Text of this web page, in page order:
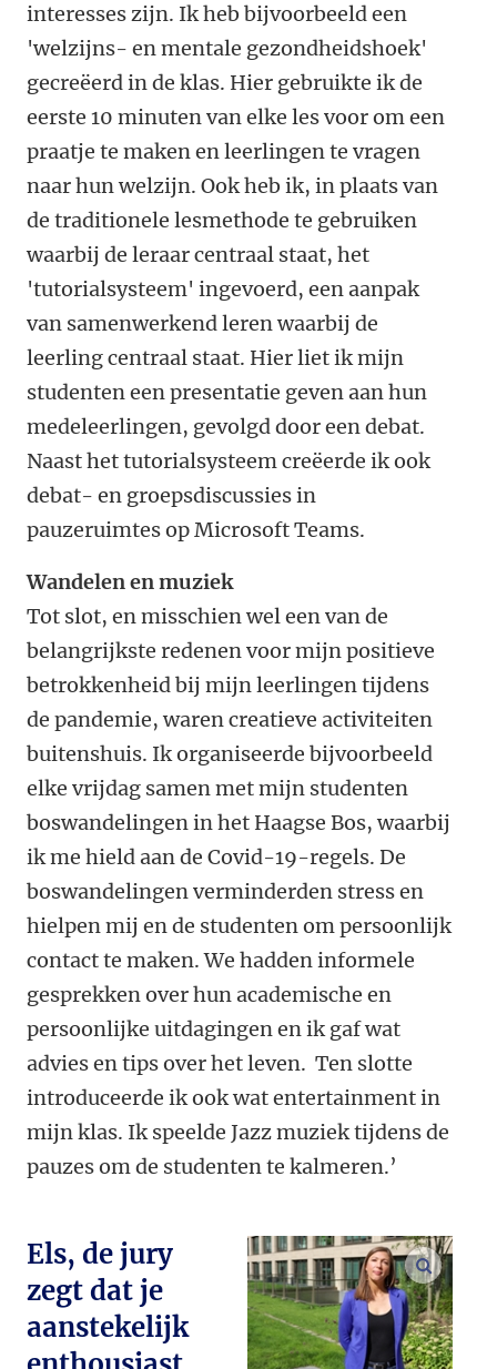
interesses zijn. Ik heb bijvoorbeeld een
'welzijns- en mentale gezondheidshoek'
gecreëerd in de klas. Hier gebruikte ik de
eerste 10 minuten van elke les voor om een
praatje te maken en leerlingen te vragen
naar hun welzijn. Ook heb ik, in plaats van
de traditionele lesmethode te gebruiken
waarbij de leraar centraal staat, het
'tutorialsysteem' ingevoerd, een aanpak
van samenwerkend leren waarbij de
leerling centraal staat. Hier liet ik mijn
studenten een presentatie geven aan hun
medeleerlingen, gevolgd door een debat.
Naast het tutorialsysteem creëerde ik ook
debat- en groepsdiscussies in
pauzeruimtes op Microsoft Teams.
Wandelen en muziek
Tot slot, en misschien wel een van de
belangrijkste redenen voor mijn positieve
betrokkenheid bij mijn leerlingen tijdens
de pandemie, waren creatieve activiteiten
buitenshuis. Ik organiseerde bijvoorbeeld
elke vrijdag samen met mijn studenten
boswandelingen in het Haagse Bos, waarbij
ik me hield aan de Covid-19-regels. De
boswandelingen verminderden stress en
hielpen mij en de studenten om persoonlijk
contact te maken. We hadden informele
gesprekken over hun academische en
persoonlijke uitdagingen en ik gaf wat
advies en tips over het leven. Ten slotte
introduceerde ik ook wat entertainment in
mijn klas. Ik speelde Jazz muziek tijdens de
pauzes om de studenten te kalmeren.’
Els, de jury
zegt dat je
aanstekelijk